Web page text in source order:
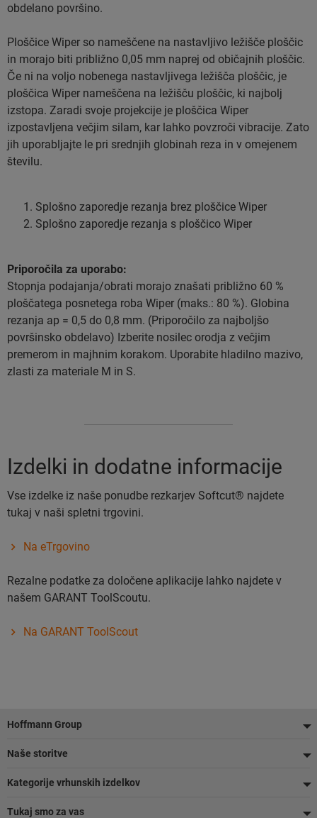
obdelano površino.
Ploščice Wiper so nameščene na nastavljivo ležišče ploščic
in morajo biti približno 0,05 mm naprej od običajnih ploščic.
Če ni na voljo nobenega nastavljivega ležišča ploščic, je
ploščica Wiper nameščena na ležišču ploščic, ki najbolj
izstopa. Zaradi svoje projekcije je ploščica Wiper
izpostavljena večjim silam, kar lahko povzroči vibracije. Zato
jih uporabljajte le pri srednjih globinah reza in v omejenem
številu.
Splošno zaporedje rezanja brez ploščice Wiper
Splošno zaporedje rezanja s ploščico Wiper
Priporočila za uporabo:
Stopnja podajanja/obrati morajo znašati približno 60 %
ploščatega posnetega roba Wiper (maks.: 80 %). Globina
rezanja ap = 0,5 do 0,8 mm. (Priporočilo za najboljšo
površinsko obdelavo) Izberite nosilec orodja z večjim
premerom in majhnim korakom. Uporabite hladilno mazivo,
zlasti za materiale M in S.
Izdelki in dodatne informacije
Vse izdelke iz naše ponudbe rezkarjev Softcut® najdete
tukaj v naši spletni trgovini.
Na eTrgovino
Rezalne podatke za določene aplikacije lahko najdete v
našem GARANT ToolScoutu.
Na GARANT ToolScout
Noga
Hoffmann Group
Naše storitve
Kategorije vrhunskih izdelkov
Tukaj smo za vas